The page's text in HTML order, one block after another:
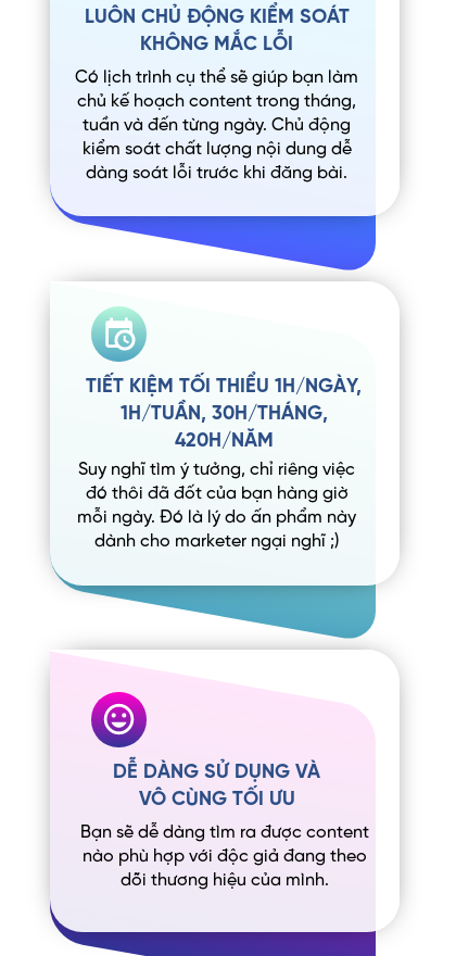
LUÔN CHỦ ĐỘNG KIỂM SOÁT
KHÔNG MẮC LỖI
Có lịch trình cụ thể sẽ giúp bạn làm
chủ kế hoạch content trong tháng,
tuần và đến từng ngày. Chủ động
kiểm soát chất lượng nội dung dễ
dàng soát lỗi trước khi đăng bài.
TIẾT KIỆM TỐI THIỂU 1H/NGÀY,
1H/TUẦN, 30H/THÁNG,
420H/NĂM
Suy nghĩ tìm ý tưởng, chỉ riêng việc
đó thôi đã đốt của bạn hàng giờ
mỗi ngày. Đó là lý do ấn phẩm này
dành cho marketer ngại nghĩ ;)
DỄ DÀNG SỬ DỤNG VÀ
VÔ CÙNG TỐI ƯU
Bạn sẽ dễ dàng tìm ra được content
nào phù hợp với độc giả đang theo
dõi thương hiệu của mình.